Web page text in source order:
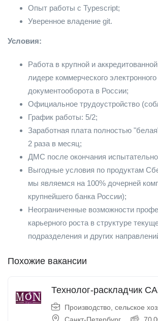
Опыт работы с Typescript;
Уверенное владение git.
Условия:
Работа в крупной и
лидере коммерческого электронного
документооборота в России;
Официальное трудоустройство
График работы: 5/2;
Заработная плата полностью
2 раза в месяц;
ДМС после окончания
Выгодные условия по продуктам
мы являемся на 100% дочерней
крупнейшего банка России);
Неограниченные возможности
карьерного роста в структуре
подразделения и других
Похожие вакансии
Технолог-раскладчик
Производство, сельское